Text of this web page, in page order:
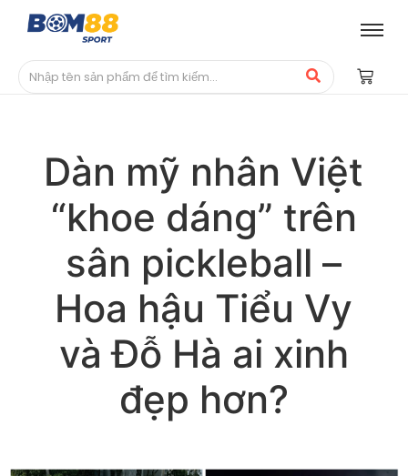
Dàn mỹ nhân Việt
“khoe dáng” trên
sân pickleball –
Hoa hậu Tiểu Vy
và Đỗ Hà ai xinh
đẹp hơn?